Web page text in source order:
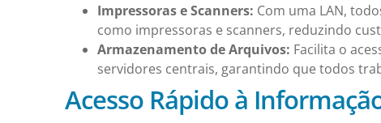
Impressoras e Scanners: Com uma LAN,
como impressoras e scanners, reduzindo
Armazenamento de Arquivos: Facilita o
servidores centrais, garantindo que todos
Acesso Rápido à